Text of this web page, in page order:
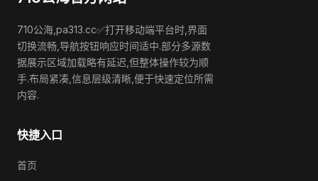
710公海,pa313.cc✅打开移动端平台时,界面
切换流畅,导航按钮响应时间适中.部分多源数
据展示区域加载略有延迟,但整体操作较为顺
手.布局紧凑,信息层级清晰,便于快速定位所需
内容.
快捷入口
首页